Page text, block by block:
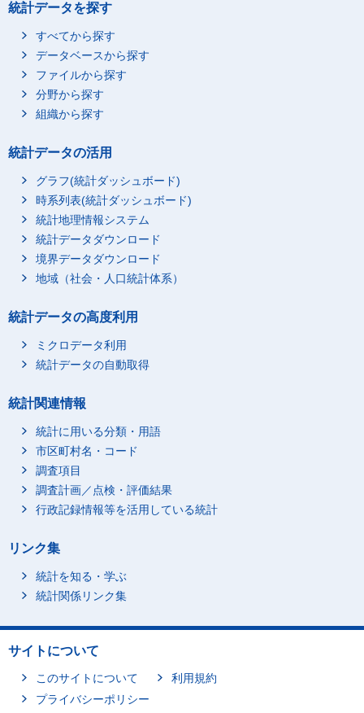
統計データを探す
すべてから探す
データベースから探す
ファイルから探す
分野から探す
組織から探す
統計データの活用
グラフ(統計ダッシュボード)
時系列表(統計ダッシュボード)
統計地理情報システム
統計データダウンロード
境界データダウンロード
地域（社会・人口統計体系）
統計データの高度利用
ミクロデータ利用
統計データの自動取得
統計関連情報
統計に用いる分類・用語
市区町村名・コード
調査項目
調査計画／点検・評価結果
行政記録情報等を活用している統計
リンク集
統計を知る・学ぶ
統計関係リンク集
サイトについて
このサイトについて
利用規約
プライバシーポリシー